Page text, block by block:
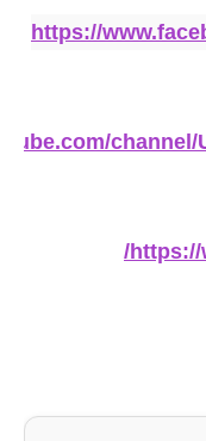
https://
channel/